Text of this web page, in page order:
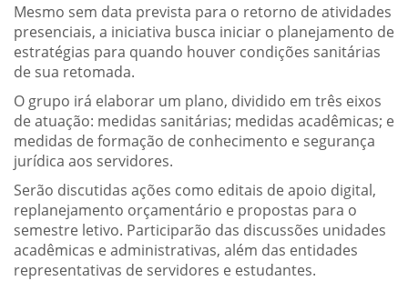
Mesmo sem data prevista para o retorno de atividades
presenciais, a iniciativa busca iniciar o planejamento de
estratégias para quando houver condições sanitárias
de sua retomada.
O grupo irá elaborar um plano, dividido em três eixos
de atuação: medidas sanitárias; medidas acadêmicas; e
medidas de formação de conhecimento e segurança
jurídica aos servidores.
Serão discutidas ações como editais de apoio digital,
replanejamento orçamentário e propostas para o
semestre letivo. Participarão das discussões unidades
acadêmicas e administrativas, além das entidades
representativas de servidores e estudantes.